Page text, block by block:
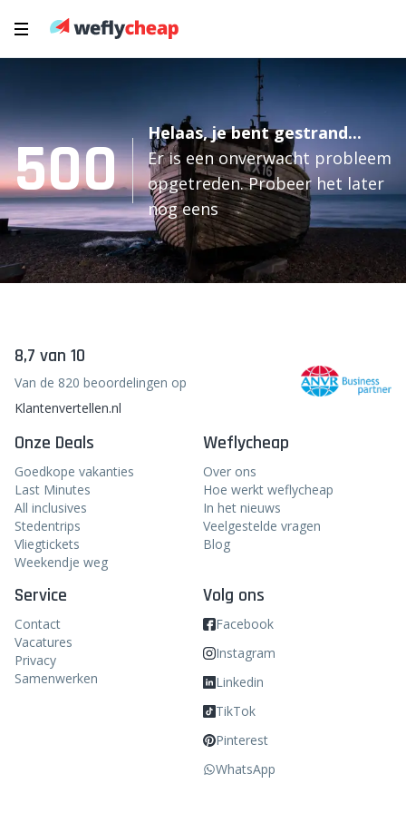
500
Helaas, je bent gestrand...
Er is een onverwacht probleem
opgetreden. Probeer het later
nog eens
8,7 van 10
Van de 820 beoordelingen op
Klantenvertellen.nl
Onze Deals
Goedkope vakanties
Last Minutes
All inclusives
Stedentrips
Vliegtickets
Weekendje weg
Weflycheap
Over ons
Hoe werkt weflycheap
In het nieuws
Veelgestelde vragen
Blog
Service
Contact
Vacatures
Privacy
Samenwerken
Volg ons
Facebook
Instagram
Linkedin
TikTok
Pinterest
WhatsApp